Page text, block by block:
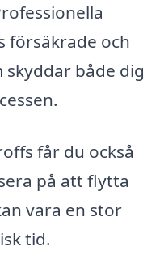
försäkrade och
både dig
får du också
på att flytta
vara en stor
tid.